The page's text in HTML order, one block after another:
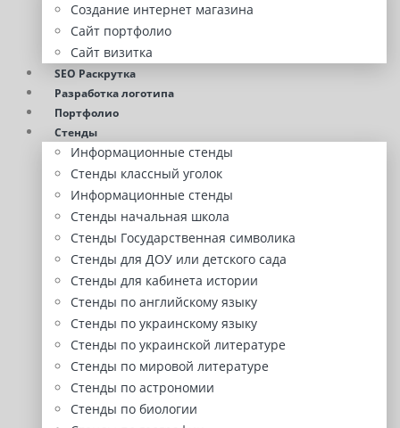
Создание интернет магазина
Сайт портфолио
Сайт визитка
SEO Раскрутка
Разработка логотипа
Портфолио
Стенды
Информационные стенды
Стенды классный уголок
Информационные стенды
Стенды начальная школа
Стенды Государственная символика
Стенды для ДОУ или детского сада
Стенды для кабинета истории
Стенды по английскому языку
Стенды по украинскому языку
Стенды по украинской литературе
Стенды по мировой литературе
Стенды по астрономии
Стенды по биологии